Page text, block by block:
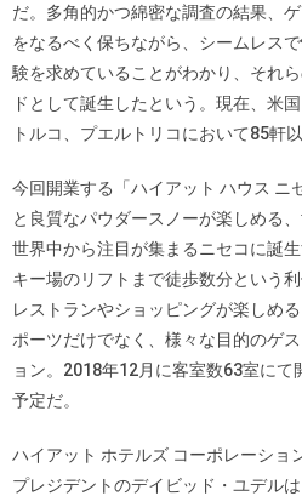
だ。多角的かつ綿密な調査の結果、
をなるべく保ちながら、シームレス
験を求めていることがわかり、それ
ドとして誕生したという。現在、米
トルコ、プエルトリコにおいて85軒
今回開業する「ハイアット ハウス ニ
と良質なパウダースノーが楽しめる
世界中から注目が集まるニセコに誕
キー場のリフトまで徒歩数分という
レストランやショッピングが楽しめ
ポーツだけでなく、様々な目的のゲ
ョン。2018年12月に客室数63室に
予定だ。
ハイアット ホテルズ コーポレーショ
プレジデントのデイビッド・ユデル